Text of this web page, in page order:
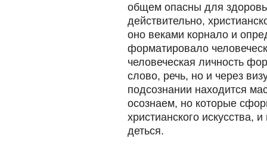
общем опасны для
действительно,
оно веками корнало и
форматировало
человеческая личность
слово, речь, но и через
подсознании находится
осознаем, но которые
христианского искусства,
деться.